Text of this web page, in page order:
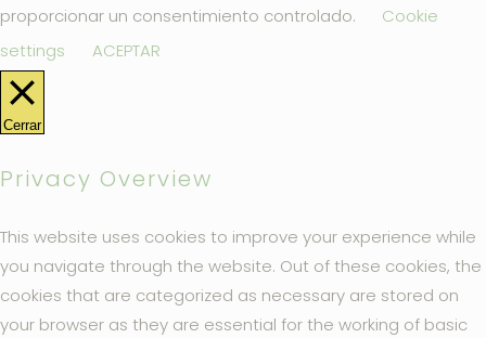
proporcionar un consentimiento controlado.
Cookie
settings
ACEPTAR
Cerrar
Privacy Overview
This website uses cookies to improve your experience while
you navigate through the website. Out of these cookies, the
cookies that are categorized as necessary are stored on
your browser as they are essential for the working of basic